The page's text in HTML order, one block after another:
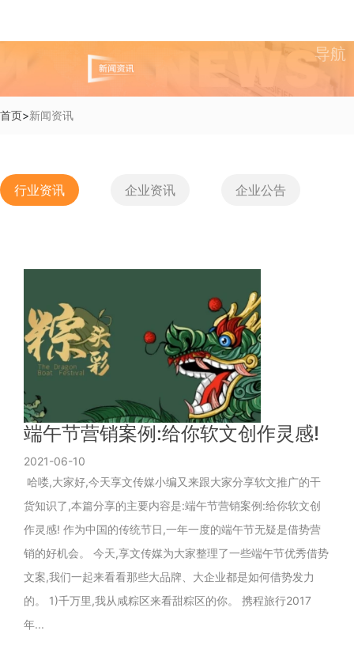
导航
首页>新闻资讯
行业资讯 企业资讯 企业公告
端午节营销案例:给你软文创作灵感!
2021-06-10
哈喽,大家好,今天享文传媒小编又来跟大家分享软文推广的干
货知识了,本篇分享的主要内容是:端午节营销案例:给你软文创
作灵感! 作为中国的传统节日,一年一度的端午节无疑是借势营
销的好机会。 今天,享文传媒为大家整理了一些端午节优秀借势
文案,我们一起来看看那些大品牌、大企业都是如何借势发力
的。 1)千万里,我从咸粽区来看甜粽区的你。 携程旅行2017
年...